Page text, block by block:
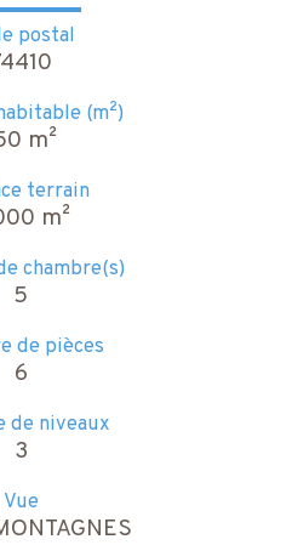
postal
(m²)
m²
terrain
m²
chambre(s)
5
de pièces
6
de niveaux
3
Vue